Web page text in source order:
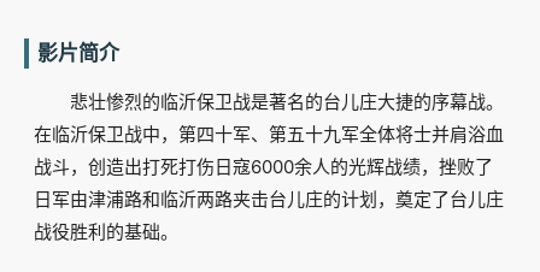
影片简介
悲壮惨烈的临沂保卫战是著名的台儿庄大捷的序幕战。
在临沂保卫战中，第四十军、第五十九军全体将士并肩浴血
战斗，创造出打死打伤日寇6000余人的光辉战绩，挫败了
日军由津浦路和临沂两路夹击台儿庄的计划，奠定了台儿庄
战役胜利的基础。